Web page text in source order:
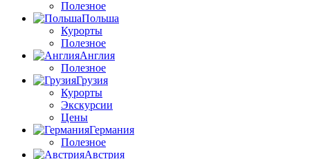
Полезное
Польша
Курорты
Полезное
Англия
Полезное
Грузия
Курорты
Экскурсии
Цены
Германия
Полезное
Австрия